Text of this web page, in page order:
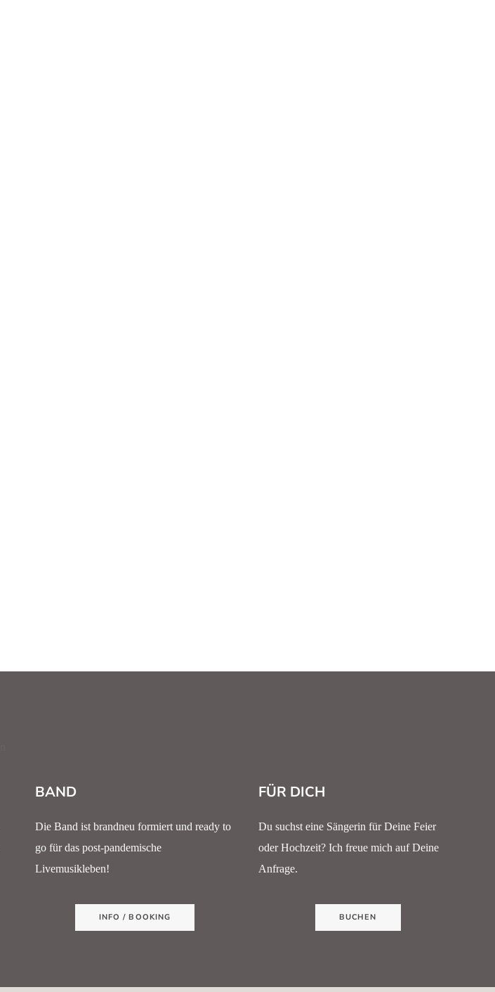
BAND
Die Band ist brandneu formiert und ready to
go für das post-pandemische
Livemusikleben!
INFO / BOOKING
FÜR DICH
Du suchst eine Sängerin für Deine Feier
oder Hochzeit? Ich freue mich auf Deine
Anfrage.
BUCHEN